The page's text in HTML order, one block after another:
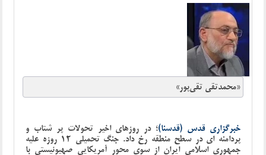
«محمدتقی تقی‌پور»
خبرگزاری قدس (قدسنا)؛در روزهای اخیر تحولات پر شتاب و
پردامنه ای در سطح منطقه رخ داد. جنگ تحمیلی 12 روزه علیه
جمهوری اسلامی ایران از سوی محور آمریکایی-صهیونیستی با